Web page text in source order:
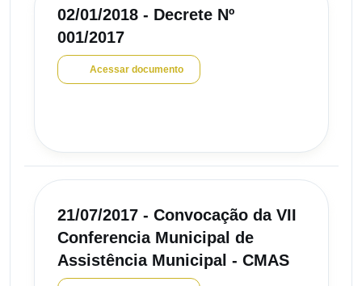
02/01/2018 - Decrete Nº
001/2017
Acessar documento
21/07/2017 - Convocação da VII
Conferencia Municipal de
Assistência Municipal - CMAS